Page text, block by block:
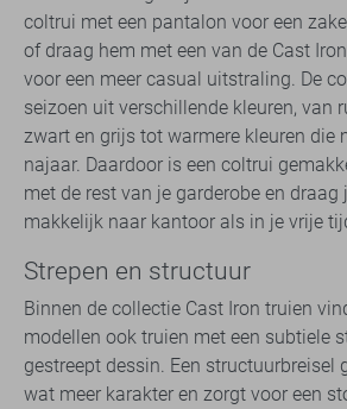
coltrui met een pantalon voor een
of draag hem met een van de Cast
voor een meer casual uitstraling. De
seizoen uit verschillende kleuren, van
zwart en grijs tot warmere kleuren die
najaar. Daardoor is een coltrui
met de rest van je garderobe en draag
makkelijk naar kantoor als in je vrije
Strepen en structuur
Binnen de collectie Cast Iron truien
modellen ook truien met een subtiele
gestreept dessin. Een structuurbreisel
wat meer karakter en zorgt voor een